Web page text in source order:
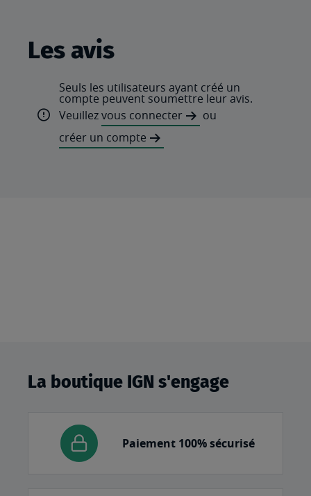
Les avis
Seuls les utilisateurs ayant créé un
compte peuvent soumettre leur avis.
Veuillezvous connecter
ou
créer un compte
La boutique IGN s'engage
Paiement 100% sécurisé